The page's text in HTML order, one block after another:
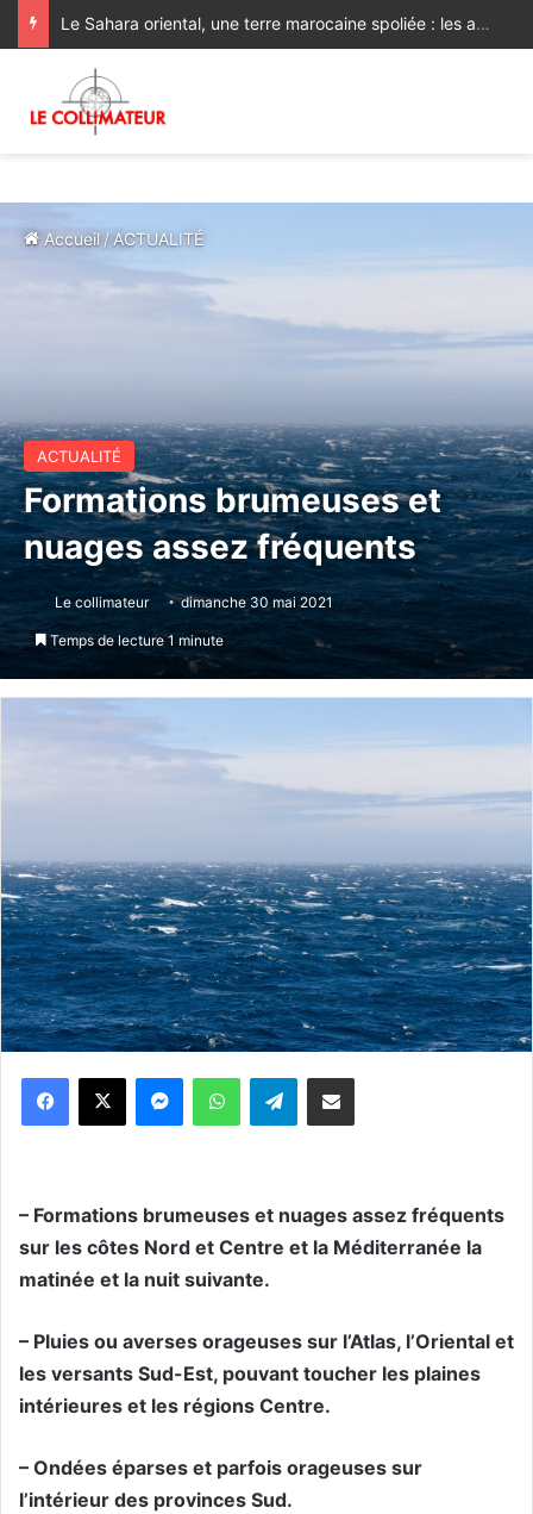
Le Sahara oriental, une terre marocaine spoliée : les archives françaises rétablissent une vérité historique
Accueil/ACTUALITÉ
ACTUALITÉ
Formations brumeuses et
nuages assez fréquents
Le collimateur dimanche 30 mai 2021
Temps de lecture 1 minute
WhatsApp Telegram
– Formations brumeuses et nuages assez fréquents
sur les côtes Nord et Centre et la Méditerranée la
matinée et la nuit suivante.
– Pluies ou averses orageuses sur l’Atlas, l’Oriental et
les versants Sud-Est, pouvant toucher les plaines
intérieures et les régions Centre.
– Ondées éparses et parfois orageuses sur
l’intérieur des provinces Sud.